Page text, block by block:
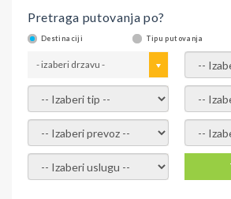
Pretraga putovanja po?
Destinaciji Tipu putovanja
- izaberi drzavu - -
- izaberi tip - - izaberi
- izaberi prevoz - -
- Izaberite uslugu -